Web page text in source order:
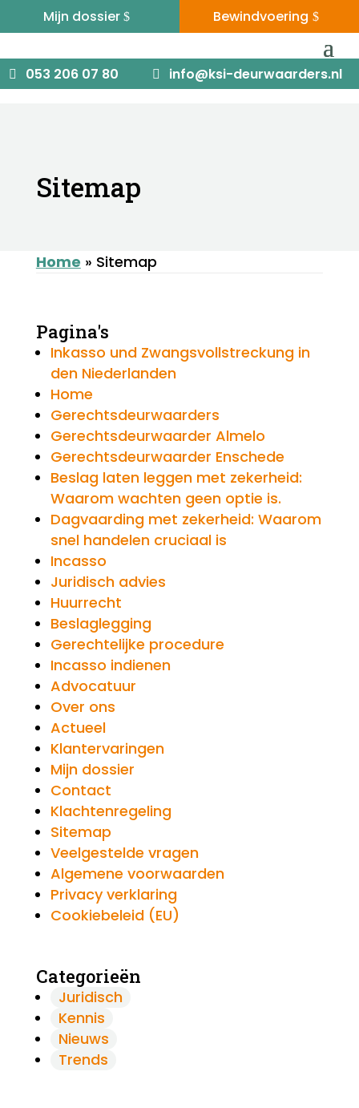
053 206 07 80 -
(09:00 tot 17:00)
info@ksi-
deurwaarders.nl
053 206 07 80
info@ksi-deurwaarders.nl
Mijn dossier Bewindvoering
Sitemap
Home » Sitemap
Pagina's
Inkasso und Zwangsvollstreckung in
den Niederlanden
Home
Gerechtsdeurwaarders
Gerechtsdeurwaarder Almelo
Gerechtsdeurwaarder Enschede
Beslag laten leggen met zekerheid:
Waarom wachten geen optie is.
Dagvaarding met zekerheid: Waarom
snel handelen cruciaal is
Incasso
Juridisch advies
Huurrecht
Beslaglegging
Gerechtelijke procedure
Incasso indienen
Advocatuur
Over ons
Actueel
Klantervaringen
Mijn dossier
Contact
Klachtenregeling
Sitemap
Veelgestelde vragen
Algemene voorwaarden
Privacy verklaring
Cookiebeleid (EU)
Categorieën
Juridisch
Kennis
Nieuws
Trends